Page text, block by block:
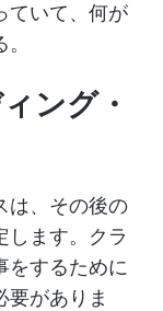
ていて、何が
ング・
は、その後の
します。クラ
をするために
要がありま